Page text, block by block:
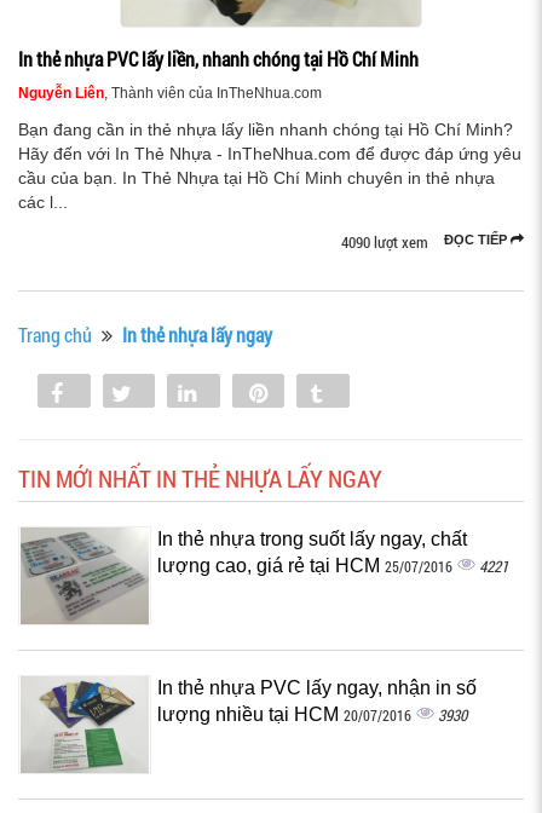
In thẻ nhựa PVC lấy liền, nhanh chóng tại Hồ Chí Minh
Nguyễn Liên, Thành viên của InTheNhua.com
Bạn đang cần in thẻ nhựa lấy liền nhanh chóng tại Hồ Chí Minh?
Hãy đến với In Thẻ Nhựa - InTheNhua.com để được đáp ứng yêu
cầu của bạn. In Thẻ Nhựa tại Hồ Chí Minh chuyên in thẻ nhựa
các l...
ĐỌC TIẾP
4090 lượt xem
Trang chủ In thẻ nhựa lấy ngay
Share Tweet Share
TIN MỚI NHẤT IN THẺ NHỰA LẤY NGAY
In thẻ nhựa trong suốt lấy ngay, chất
lượng cao, giá rẻ tại HCM 25/07/2016 4221
In thẻ nhựa PVC lấy ngay, nhận in số
lượng nhiều tại HCM 20/07/2016 3930